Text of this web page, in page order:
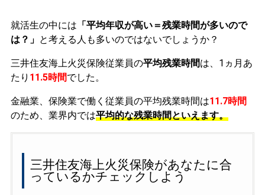
就活生の中には 「平均年収が高い＝残業時間が多いので
は？」 と考える人も多いのではないでしょうか？
三井住友海上火災保険従業員の平均残業時間は、1ヵ月あ
たり 11.5時間でした。
金融業、保険業で働く従業員の平均残業時間は11.7時間
のため、業界内では平均的な残業時間といえます。
三井住友海上火災保険があなたに合
っているかチェックしよう